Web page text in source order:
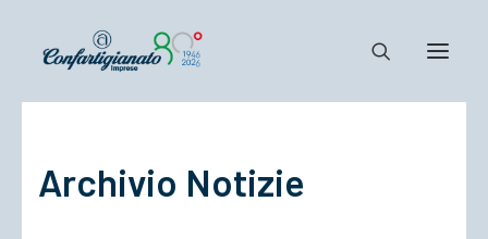
Confartigianato
Archivio Notizie